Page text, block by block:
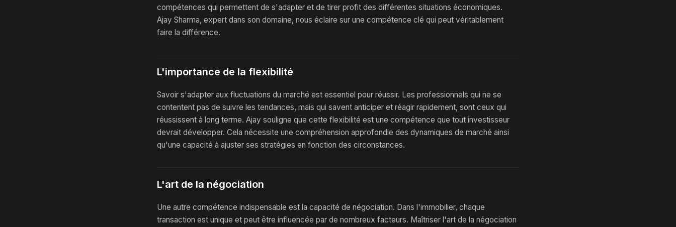
compétences qui permettent de s'adapter et de tirer profit des différentes situations économiques.
Ajay Sharma, expert dans son domaine, nous éclaire sur une compétence clé qui peut véritablement
faire la différence.
L'importance de la flexibilité
Savoir s'adapter aux fluctuations du marché est essentiel pour réussir. Les professionnels qui ne se
contentent pas de suivre les tendances, mais qui savent anticiper et réagir rapidement, sont ceux qui
réussissent à long terme. Ajay souligne que cette flexibilité est une compétence que tout investisseur
devrait développer. Cela nécessite une compréhension approfondie des dynamiques de marché ainsi
qu'une capacité à ajuster ses stratégies en fonction des circonstances.
L'art de la négociation
Une autre compétence indispensable est la capacité de négociation. Dans l'immobilier, chaque
transaction est unique et peut être influencée par de nombreux facteurs. Maîtriser l'art de la négociation